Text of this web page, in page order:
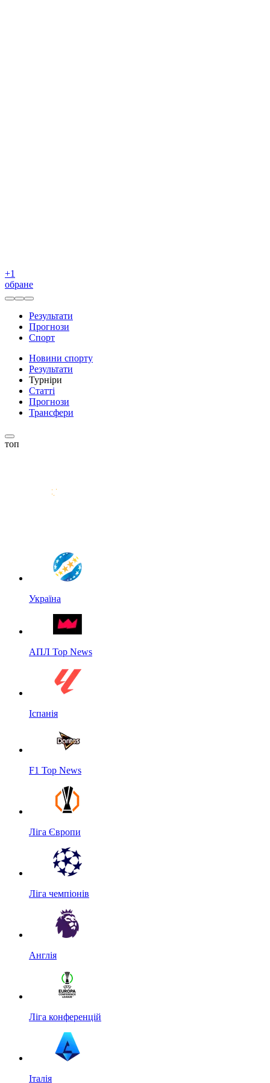
+1
обране
Результати
Прогнози
Спорт
Новини спорту
Результати
Турніри
Статті
Прогнози
Трансфери
топ
Україна
АПЛ Top News
Іспанія
F1 Top News
Ліга Європи
Ліга чемпіонів
Англія
Ліга конференцій
Італія